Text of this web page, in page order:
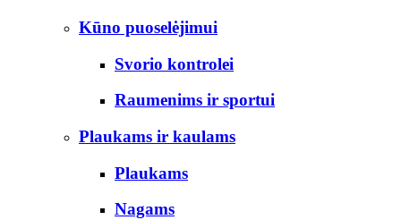
Kūno puoselėjimui
Svorio kontrolei
Raumenims ir sportui
Plaukams ir kaulams
Plaukams
Nagams